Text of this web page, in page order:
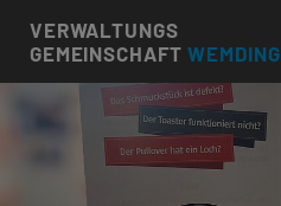
VERWALTUNGS
GEMEINSCHAFTWEMDING